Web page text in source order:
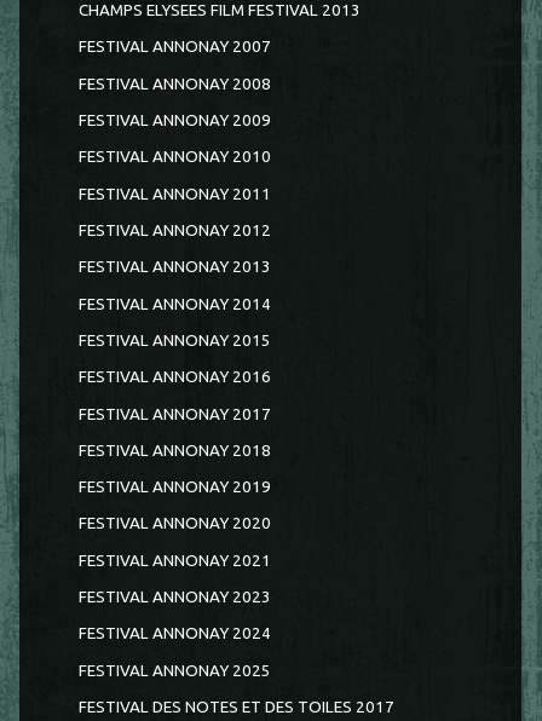
CHAMPS ELYSEES FILM FESTIVAL 2013
FESTIVAL ANNONAY 2007
FESTIVAL ANNONAY 2008
FESTIVAL ANNONAY 2009
FESTIVAL ANNONAY 2010
FESTIVAL ANNONAY 2011
FESTIVAL ANNONAY 2012
FESTIVAL ANNONAY 2013
FESTIVAL ANNONAY 2014
FESTIVAL ANNONAY 2015
FESTIVAL ANNONAY 2016
FESTIVAL ANNONAY 2017
FESTIVAL ANNONAY 2018
FESTIVAL ANNONAY 2019
FESTIVAL ANNONAY 2020
FESTIVAL ANNONAY 2021
FESTIVAL ANNONAY 2023
FESTIVAL ANNONAY 2024
FESTIVAL ANNONAY 2025
FESTIVAL DES NOTES ET DES TOILES 2017